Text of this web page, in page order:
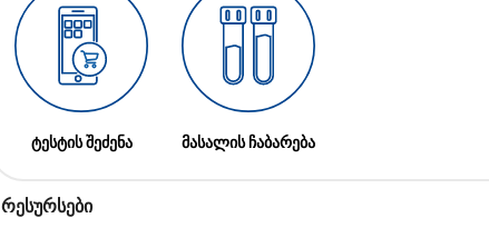
ტესტის შეძენა მასალის ჩაბარება
რესურსები